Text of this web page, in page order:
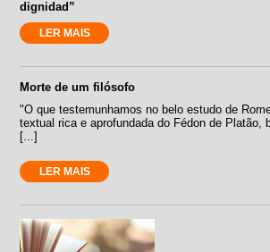
dignidad”
LER MAIS
Morte de um filósofo
"O que testemunhamos no belo estudo de
textual rica e aprofundada do Fédon de Platão,
[...]
LER MAIS